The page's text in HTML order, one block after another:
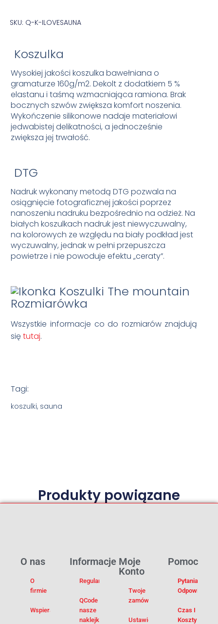
SKU: Q-K-ILOVESAUNA
Koszulka
Wysokiej jakości koszulka bawełniana o
gramaturze 160g/m2. Dekolt z dodatkiem 5 %
elastanu i taśmą wzmacniająca ramiona. Brak
bocznych szwów zwiększa komfort noszenia.
Wykończenie silikonowe nadaje materiałowi
jedwabistej delikatności, a jednocześnie
zwiększa jej trwałość.
DTG
Nadruk wykonany metodą DTG pozwala na
osiągnięcie fotograficznej jakości poprzez
nanoszeniu nadruku bezpośrednio na odzież. Na
białych koszulkach nadruk jest niewyczuwalny,
na kolorowych ze względu na biały podkład jest
wyczuwalny, jednak w pełni przepuszcza
powietrze i nie powoduje efektu „ceraty”.
Rozmiarówka
Wszystkie informacje co do rozmiarów znajdują
siętutaj.
Tagi:
koszulki, sauna
Produkty powiązane
Pomoc
Pytania I
Odpowiedzi
Czas I
Koszty
Moje
Konto
Twoje
zamówienia
Ustawienia
Informacje
Regulamin
QCode –
nasze
naklejki na
O nas
O
firmie
Wspieramy